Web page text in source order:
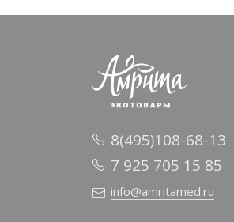
8(495)108-68-13
7 925 705 15 85
info@amritamed.ru